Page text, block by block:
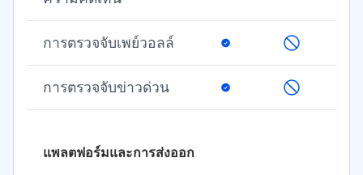
การตรวจจับเพย์วอลล์
การตรวจจับข่าวด่วน
แพลตฟอร์มและการส่งออก